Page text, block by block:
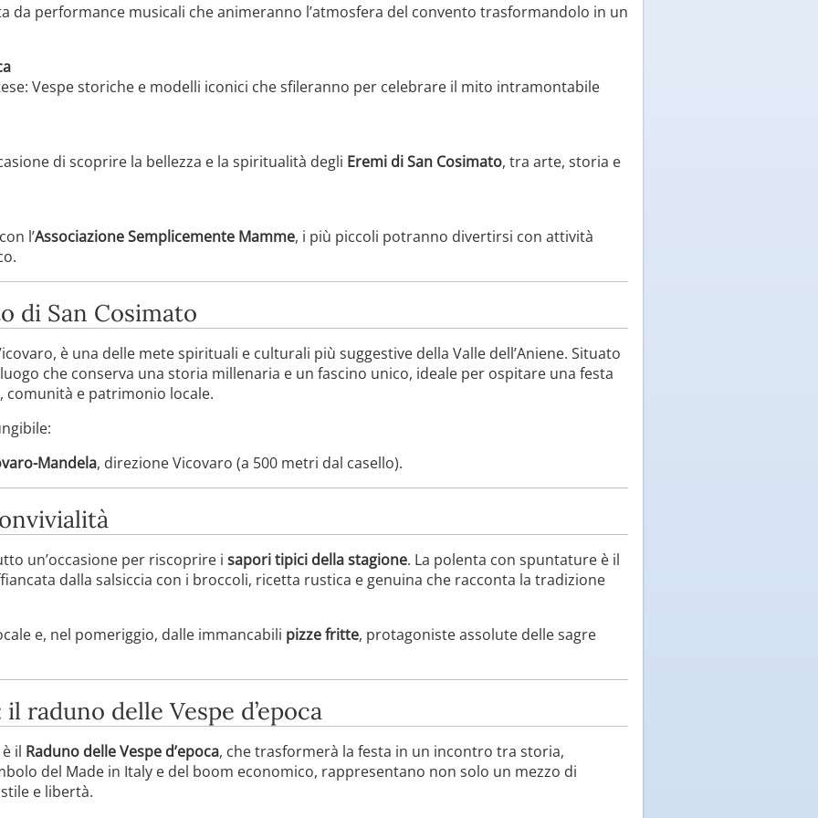
da performance musicali che animeranno l’atmosfera del convento trasformandolo in un
Vespe storiche e modelli iconici che sfileranno per celebrare il mito intramontabile
di scoprire la bellezza e la spiritualità degli Eremi di San Cosimato, tra arte, storia e
l’Associazione Semplicemente Mamme, i più piccoli potranno divertirsi con attività
di San Cosimato
è una delle mete spirituali e culturali più suggestive della Valle dell’Aniene. Situato
che conserva una storia millenaria e un fascino unico, ideale per ospitare una festa
comunità e patrimonio locale.
Mandela, direzione Vicovaro (a 500 metri dal casello).
un’occasione per riscoprire i sapori tipici della stagione. La polenta con spuntature è il
dalla salsiccia con i broccoli, ricetta rustica e genuina che racconta la tradizione
e, nel pomeriggio, dalle immancabili pizze fritte, protagoniste assolute delle sagre
raduno delle Vespe d’epoca
il Raduno delle Vespe d’epoca, che trasformerà la festa in un incontro tra storia,
del Made in Italy e del boom economico, rappresentano non solo un mezzo di
e libertà.